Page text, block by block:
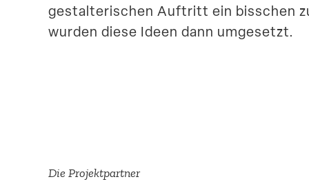
gestal­te­ri­schen Auftritt ein bisschen
wurden diese Ideen dann umgesetzt.
Die Projekt­partner